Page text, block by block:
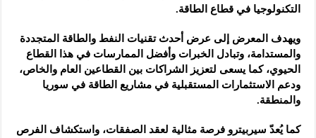
التكنولوجيا في قطاع الطاقة.
ويهدف المعرض إلى عرض أحدث تقنيات النفط والطاقة المتجددة
والمستدامة، وتبادل الخبرات وأفضل الممارسات في هذا القطاع
الحيوي، كما يسعى لتعزيز الشراكات بين القطاعين العام والخاص،
ودعم الاستثمارات المستقبلية في مشاريع الطاقة في سوريا
والمنطقة.
كما يُعدّ سيربيترو فرصة مثالية لعقد الصفقات، واستكشاف الفرص